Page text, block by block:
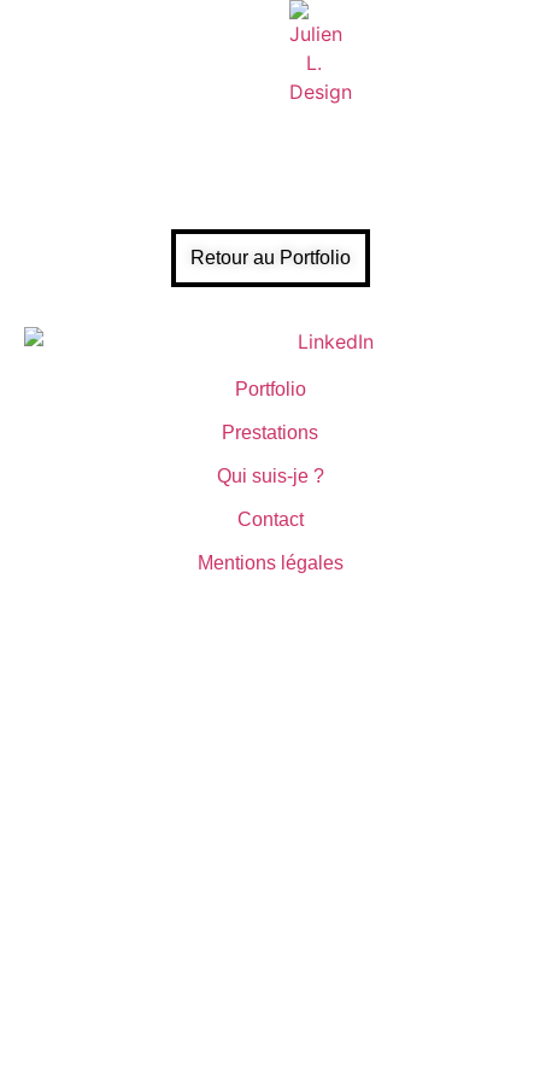
Retour au Portfolio
Portfolio
Prestations
Qui suis-je ?
Contact
Mentions légales